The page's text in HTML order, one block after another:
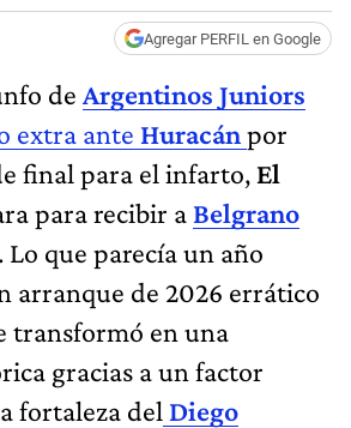
Agregar PERFIL en Google
de Argentinos Juniors
extra ante Huracánpor
final para el infarto, El
para recibir a Belgrano
Lo que parecía un año
arranque de 2026 errático
transformó en una
gracias a un factor
fortaleza del Diego